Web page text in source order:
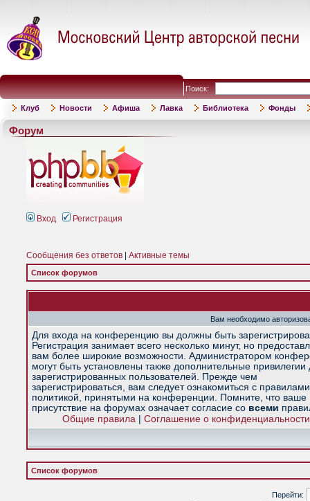
Поиск:
Клуб Новости Афиша Лавка Библиотека Фонды
Форум
Вход Регистрация
Сообщения без ответов Активные темы
Список форумов
Вам необходимо
Для входа на конференцию вы должны быть
Регистрация занимает всего несколько минут, но
вам более широкие возможности. Администратором
могут быть установлены также дополнительные привилегии
зарегистрированных пользователей. Прежде чем
зарегистрироваться, вам следует ознакомиться с
политикой, принятыми на конференции. Помните, что ваше
присутствие на форумах означает согласие со всеми
Общие правила| Соглашение о конфиденциальности
Список форумов
Перейти: